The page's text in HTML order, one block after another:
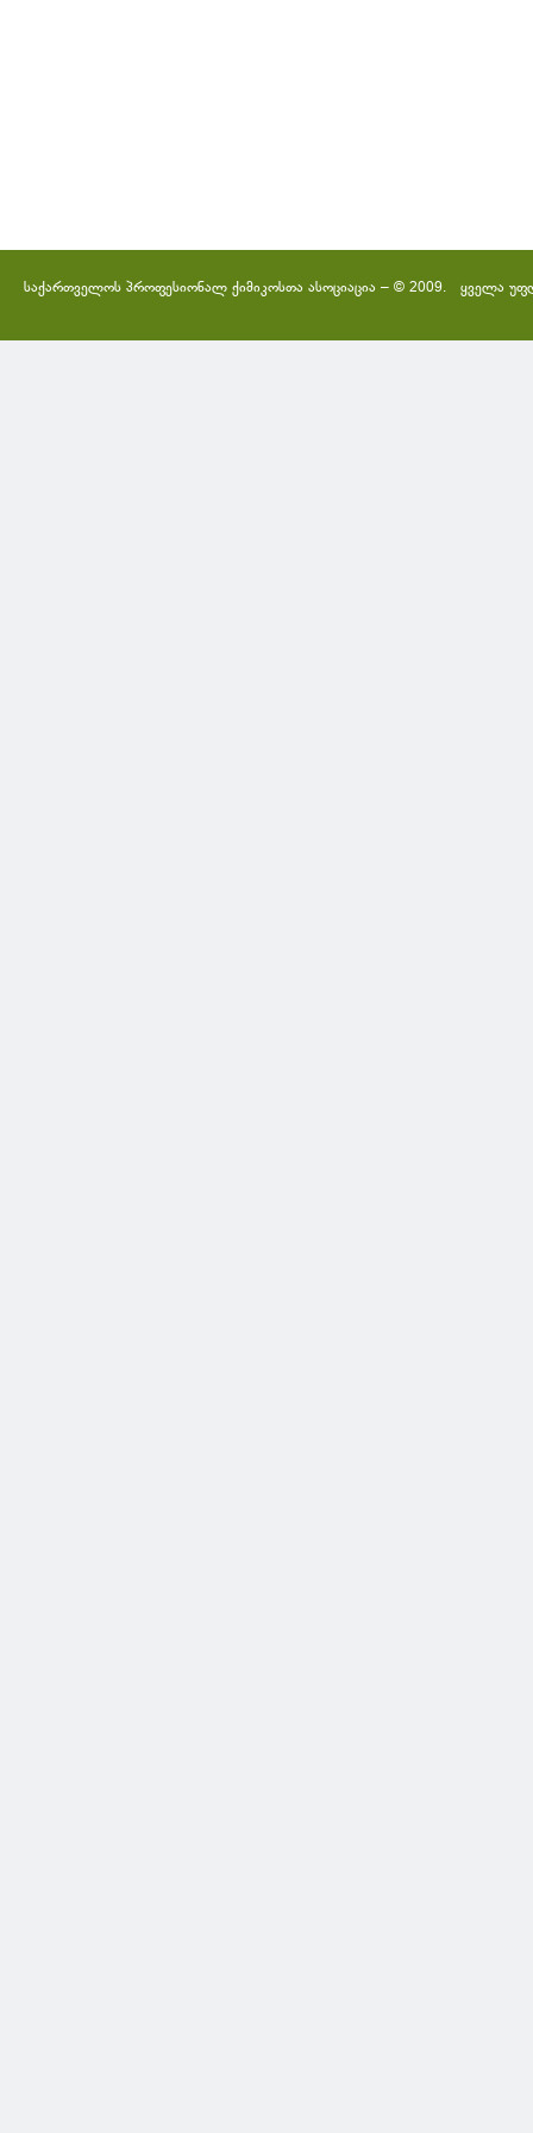
საქართველოს პროფესიონალ ქიმიკოსთა ასოციაცია – © 2009. ყველა